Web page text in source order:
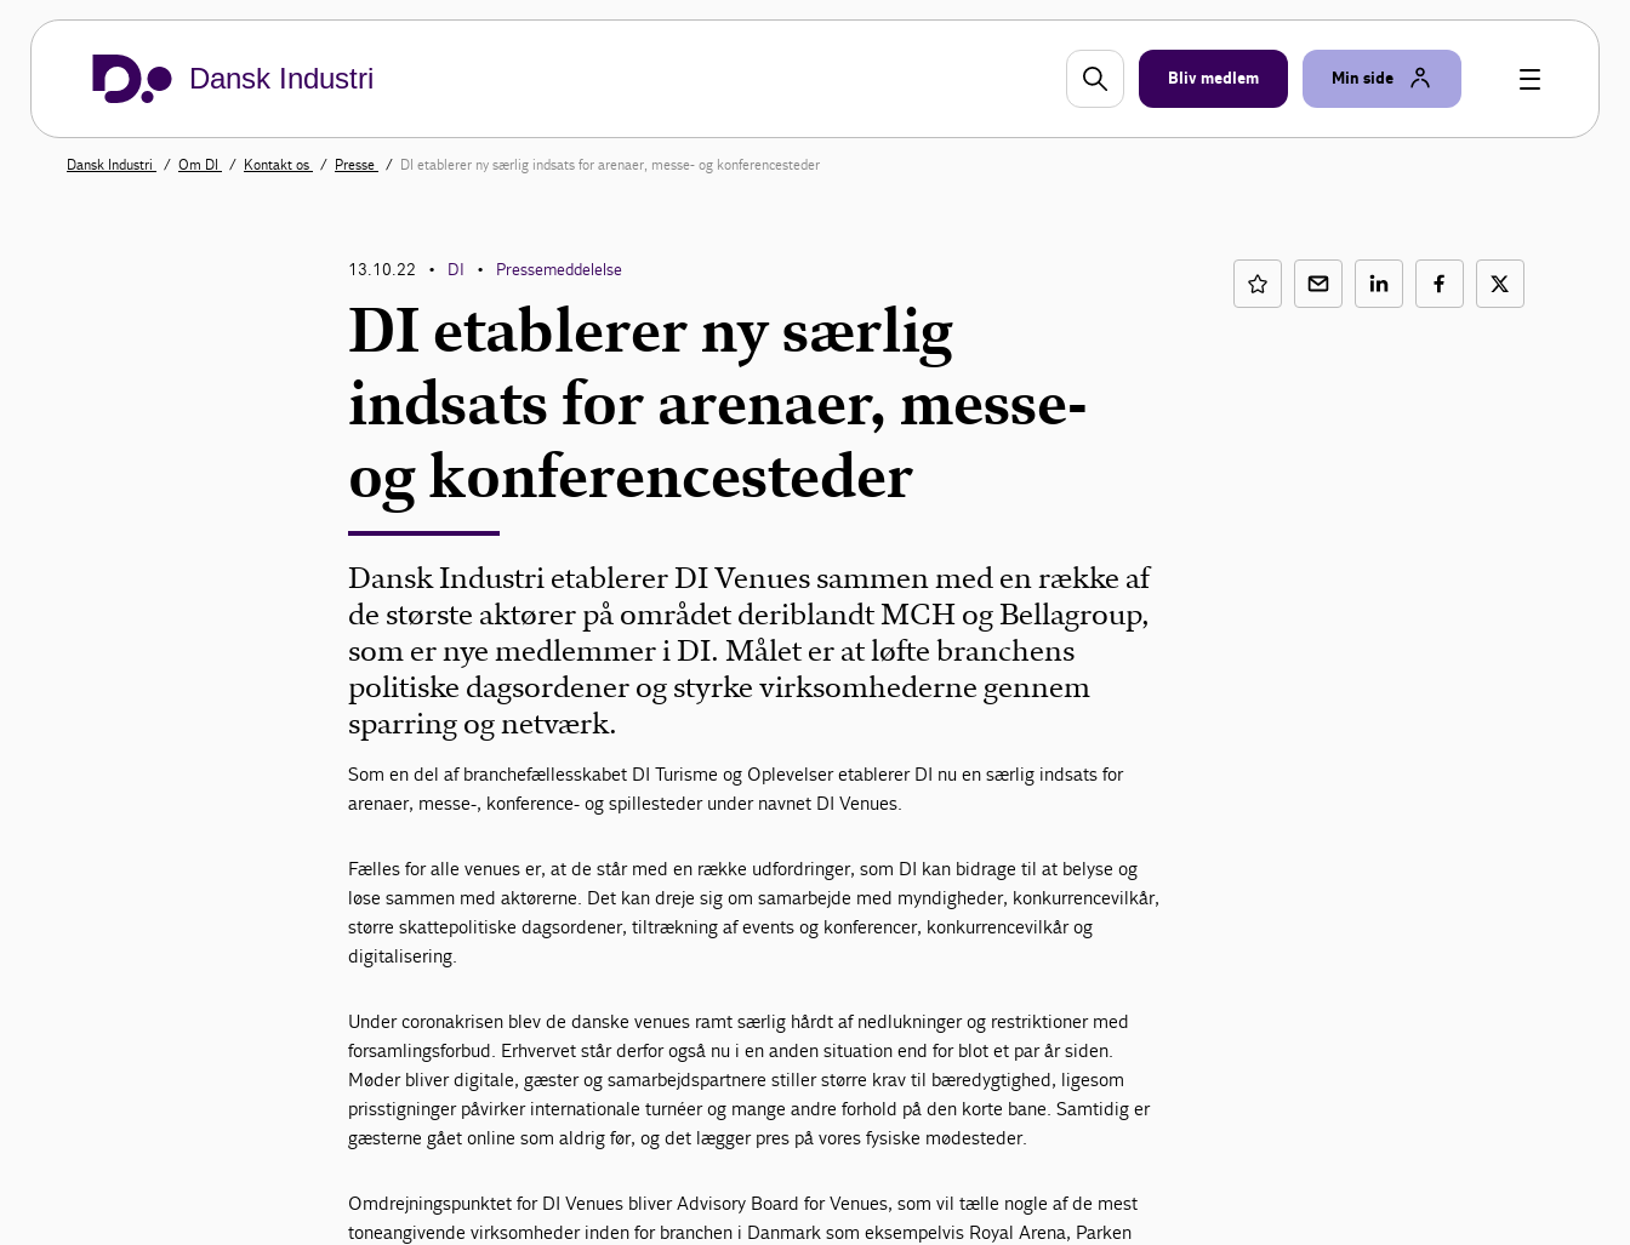
Dansk Industri Bliv medlem Min side
Dansk Industri Om DI Kontakt os Presse DI etablerer ny særlig indsats for arenaer, messe- og konferencesteder
13.10.22 • DI • Pressemeddelelse
DI etablerer ny særlig
indsats for arenaer, messe-
og konferencesteder
Dansk Industri etablerer DI Venues sammen med en række af
de største aktører på området deriblandt MCH og Bellagroup,
som er nye medlemmer i DI. Målet er at løfte branchens
politiske dagsordener og styrke virksomhederne gennem
sparring og netværk.
Som en del af branchefællesskabet DI Turisme og Oplevelser etablerer DI nu en særlig indsats for
arenaer, messe-, konference- og spillesteder under navnet DI Venues.
Fælles for alle venues er, at de står med en række udfordringer, som DI kan bidrage til at belyse og
løse sammen med aktørerne. Det kan dreje sig om samarbejde med myndigheder, konkurrencevilkår,
større skattepolitiske dagsordener, tiltrækning af events og konferencer, konkurrencevilkår og
digitalisering.
Under coronakrisen blev de danske venues ramt særlig hårdt af nedlukninger og restriktioner med
forsamlingsforbud. Erhvervet står derfor også nu i en anden situation end for blot et par år siden.
Møder bliver digitale, gæster og samarbejdspartnere stiller større krav til bæredygtighed, ligesom
prisstigninger påvirker internationale turnéer og mange andre forhold på den korte bane. Samtidig er
gæsterne gået online som aldrig før, og det lægger pres på vores fysiske mødesteder.
Omdrejningspunktet for DI Venues bliver Advisory Board for Venues, som vil tælle nogle af de mest
toneangivende virksomheder inden for branchen i Danmark som eksempelvis Royal Arena, Parken